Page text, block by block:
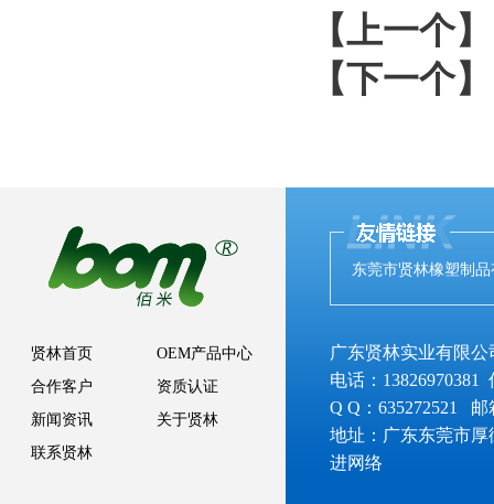
【上一个】
【下一个】
贤林首页
OEM产品中心
合作客户
资质认证
新闻资讯
关于贤林
联系贤林
东莞市贤林橡塑制
广东贤林实业有限
电话：13826970381
Q Q：635272521 邮
地址：广东东莞市
进网络